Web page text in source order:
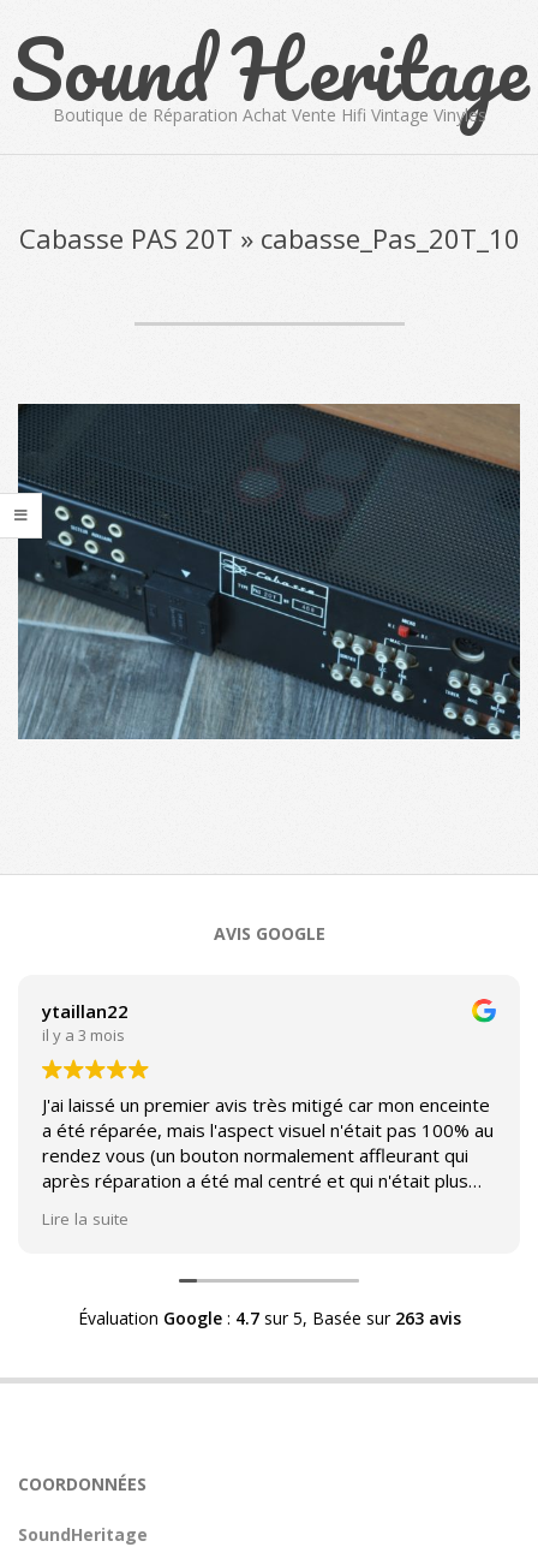
content
Sound Heritage
Boutique de Réparation Achat Vente Hifi Vintage Vinyles
MenuCabasse PAS 20T » cabasse_Pas_20T_10
AVIS GOOGLE
ytaillan22
il y a 3 mois
J'ai laissé un premier avis très mitigé car mon enceinte
a été réparée, mais l'aspect visuel n'était pas 100% au
rendez vous (un bouton normalement affleurant qui
après réparation a été mal centré et qui n'était plus
Héritage afin d'échanger sur mon expérience et on
m'a fourni des explications sur le pourquoi cet aspect
visuel.
enceinte n'est plus fabriqué (et donc vendu) et que
Avoir ce genre d'explication est utile et valorisant pour
rendez le matériel.
Lire la suite
Évaluation Google: 4.7sur 5, Basée sur 263 avis
COORDONNÉES
SoundHeritage